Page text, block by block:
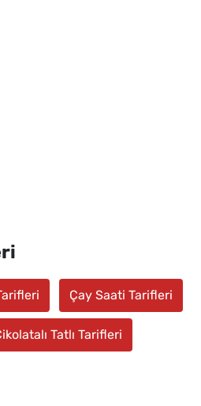
Çay Saati Tarifleri
Tatlı Tarifleri